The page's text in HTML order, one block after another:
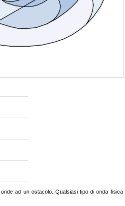
ad un ostacolo. Qualsiasi tipo di onda fisica